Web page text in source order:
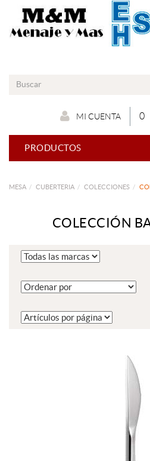
0
MI CUENTA
PRODUCTOS
MESA CUBERTERIA COLECCIONES
COLECCIÓN